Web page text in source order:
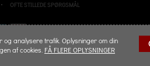
OFTE STILLEDE SPØRGSMÅL
og analysere trafik. Oplysninger om din
af cookies. FÅ FLERE OPLYSNINGER